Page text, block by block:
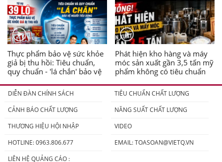
Thực phẩm bảo vệ sức khỏe
giả bị thu hồi: Tiêu chuẩn,
quy chuẩn - 'lá chắn' bảo vệ
Phát hiện kho hàng và máy
móc sản xuất gần 3,5 tấn mỹ
phẩm không có tiêu chuẩn
DIỄN ĐÀN CHÍNH SÁCH
TIÊU CHUẨN CHẤT LƯỢNG
CẢNH BÁO CHẤT LƯỢNG
NĂNG SUẤT CHẤT LƯỢNG
THƯƠNG HIỆU HỘI NHẬP
VIDEO
HOTLINE: 0963.806.677
EMAIL:TOASOAN@VIETQ.VN
LIÊN HỆ QUẢNG CÁO :